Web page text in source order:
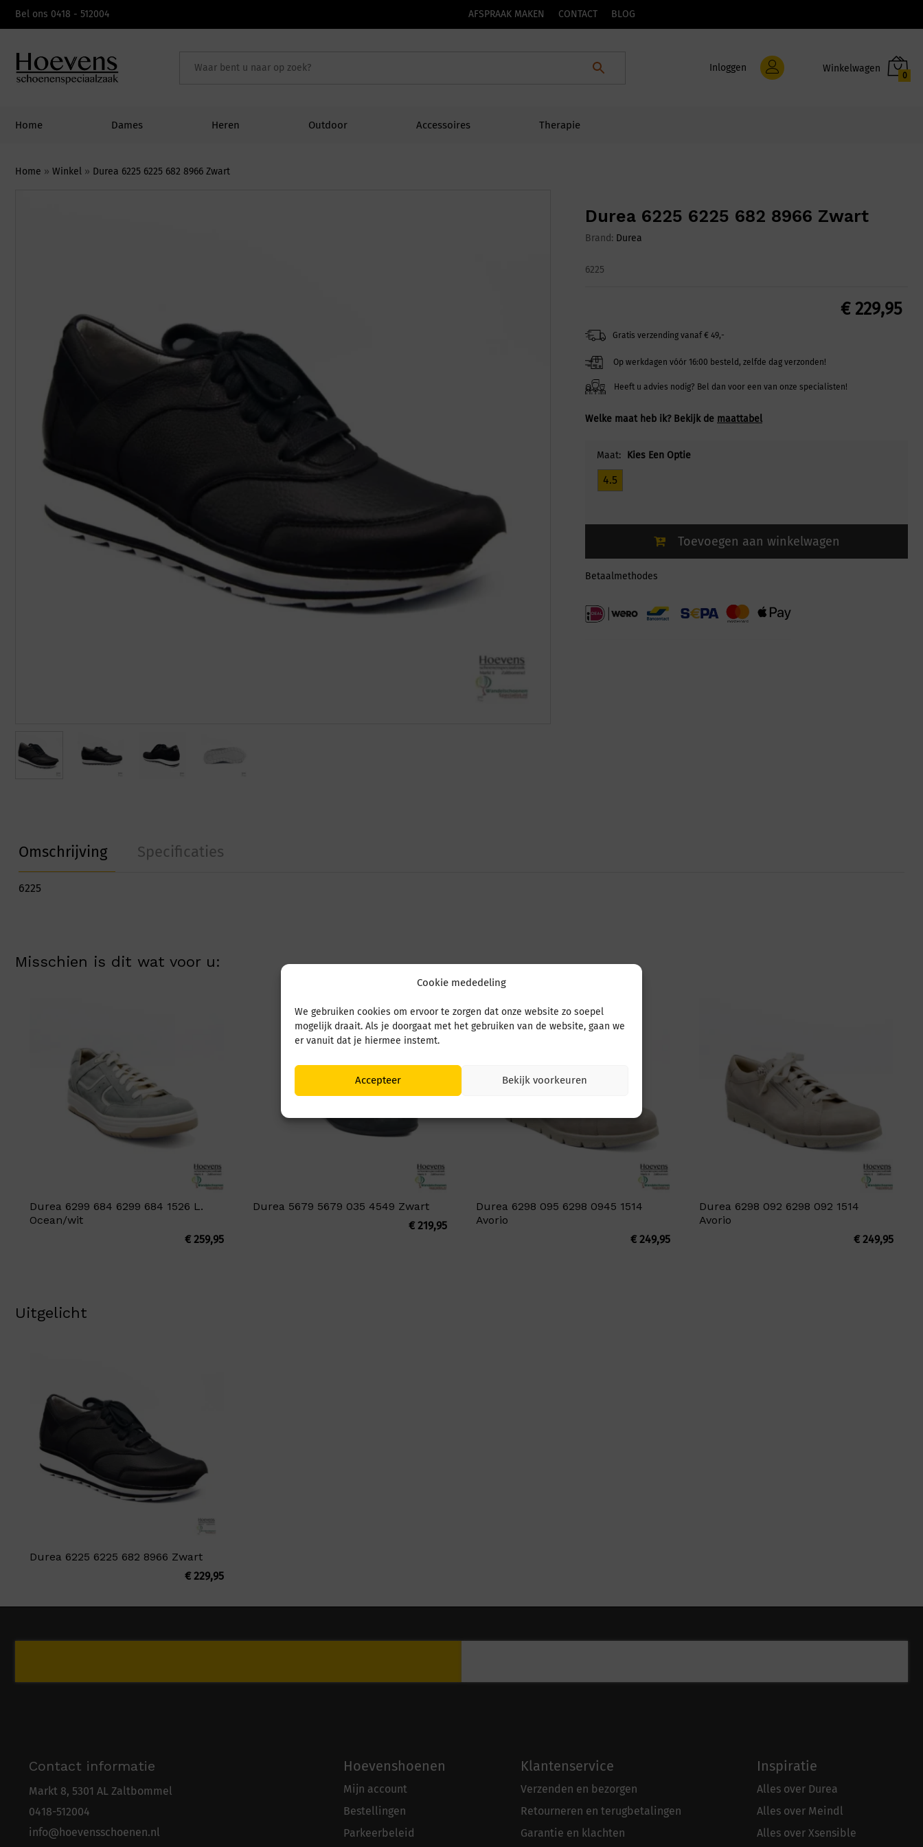
Cookie mededeling
We gebruiken cookies om ervoor te zorgen dat onze website zo soepel
mogelijk draait. Als je doorgaat met het gebruiken van de website, gaan we
er vanuit dat je hiermee instemt.
Accepteer Bekijk voorkeuren
Bel ons 0418 - 512004 AFSPRAAK MAKEN CONTACT BLOG
Inloggen
0
Home Dames Heren Outdoor Accessoires Therapie
Home » Winkel » Durea 6225 6225 682 8966 Zwart
Durea 6225 6225 682 8966 Zwart
Brand: Durea
6225
€229,95
Gratis verzending vanaf € 49,-
Op werkdagen vóór 16:00 besteld, zelfde dag verzonden!
Heeft u advies nodig? Bel dan voor een van onze specialisten!
Welke maat heb ik? Bekijk de maattabel
Maat: Kies Een Optie
4.5
Toevoegen aan winkelwagen
Betaalmethodes
Omschrijving Specificaties
6225
Misschien is dit wat voor u:
Durea 6299 684 6299 684 1526 L.
Ocean/wit
€259,95
Durea 5679 5679 035 4549 Zwart
€219,95
Durea 6298 095 6298 0945 1514
Avorio
€249,95
Durea 6298 092 6298 092 1514
Avorio
€249,95
Uitgelicht
Durea 6225 6225 682 8966 Zwart
€229,95
Contact informatie
Markt 8, 5301 AL Zaltbommel
0418-512004
info@hoevensschoenen.nl
Hoevenshoenen
Mijn account
Bestellingen
Parkeerbeleid
Klantenservice
Verzenden en bezorgen
Retourneren en terugbetalingen
Garantie en klachten
Inspiratie
Alles over Durea
Alles over Meindl
Alles over Xsensible